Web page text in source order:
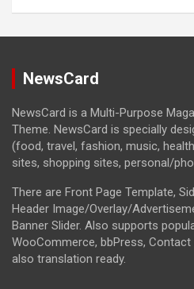
NewsCard
NewsCard is a Multi-Purpose
Theme. NewsCard is specially
(food, travel, fashion, music,
sites, shopping sites, personal/
There are Front Page Template,
Header Image/Overlay/
Banner Slider. Also supports
WooCommerce, bbPress,
also translation ready.